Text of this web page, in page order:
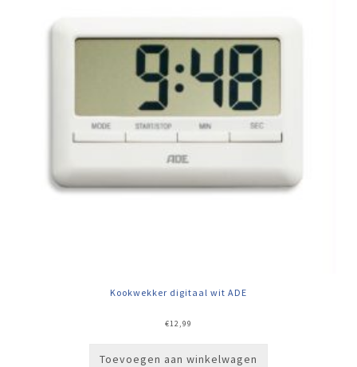
Kookwekker digitaal wit ADE
€12,99
Toevoegen aan winkelwagen